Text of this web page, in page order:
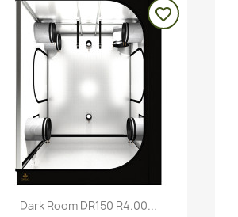
Vista rápida
Dark Room DR150 R4.00...
favorite_border